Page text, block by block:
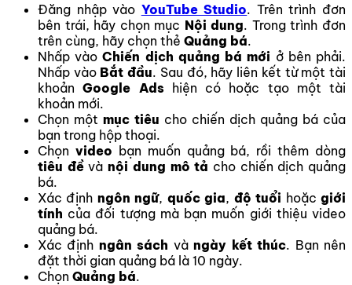
Đăng nhập vào YouTube Studio. Trên trình đơn
bên trái, hãy chọn mục Nội dung. Trong trình đơn
trên cùng, hãy chọn thẻ Quảng bá.
Nhấp vàoChiến dịch quảng bá mới ở bên phải.
Nhấp vào Bắt đầu. Sau đó, hãy liên kết từ một tài
khoảnGoogle Ads hiện có hoặc tạo một tài
khoản mới.
Chọn một mục tiêu cho chiến dịch quảng bá của
bạn trong hộp thoại.
Chọn video bạn muốn quảng bá, rồi thêm dòng
tiêu đềvànội dung mô tả cho chiến dịch quảng
bá.
Xác định ngôn ngữ, quốc gia, độ tuổi hoặcgiới
tính của đối tượng mà bạn muốn giới thiệu video
quảng bá.
Xác định ngân sách vàngày kết thúc. Bạn nên
đặt thời gian quảng bá là 10 ngày.
Chọn Quảng bá.